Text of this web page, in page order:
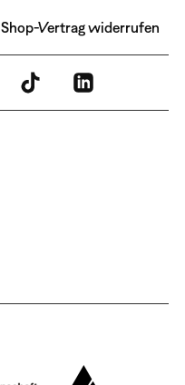
Shop-Vertrag widerrufen